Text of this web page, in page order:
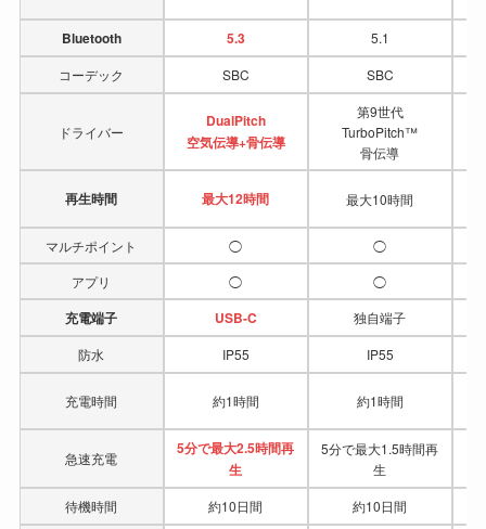
Bluetooth 5.3
5.1
コーデック
SBC SBC
ドライバー
DualPitch
空気伝導+骨伝導
第9世代
TurboPitch™
骨伝導
再生時間 最大12時間 最大10時間
マルチポイント ◯
◯
アプリ
◯ ◯
充電端子 USB-C
独自端子
防水
IP55 IP55
充電時間 約1時間 約1時間
急速充電
5分で最大2.5時間再
生
5分で最大1.5時間再
生
待機時間 約10日間
約10日間